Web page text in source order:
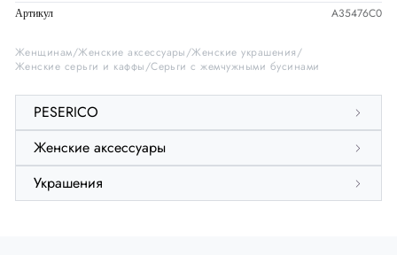
Артикул A35476C0
Женщинам Женские аксессуары Женские украшения
Женские серьги и каффы Серьги с жемчужными бусинами
PESERICO
Женские аксессуары
Украшения